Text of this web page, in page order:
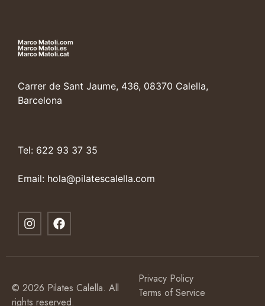
Marco Matoli.com
Marco Matoli.es
Marco Matoli.cat
Carrer de Sant Jaume, 436, 08370 Calella,
Barcelona
Tel: 622 93 37 35
Email: hola@pilatescalella.com
© 2026 Pilates Calella. All
rights reserved.
Privacy Policy
Terms of Service